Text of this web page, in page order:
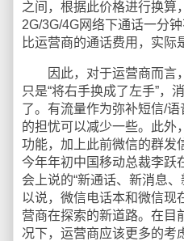
之间，根据此价格进行换算
2G/3G/4G网络下通话一分
比运营商的通话费用，实际
因此，对于运营商而言
只是“将右手换成了左手”，
了。有流量作为弥补短信/
的担忧可以减少一些。此外
功能，加上此前微信的群发
今年年初中国移动总裁李跃
会上说的“新通话、新消息
以说，微信电话本和微信现
营商在探索的新道路。在目
况下，运营商应该更多的考